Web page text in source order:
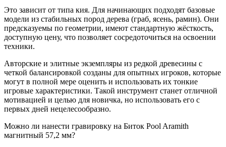
Это зависит от типа кия. Для начинающих подходят базовые
модели из стабильных пород дерева (граб, ясень, рамин). Они
предсказуемы по геометрии, имеют стандартную жёсткость,
доступную цену, что позволяет сосредоточиться на освоении
техники.
Авторские и элитные экземпляры из редкой древесины с
четкой балансировкой созданы для опытных игроков, которые
могут в полной мере оценить и использовать их тонкие
игровые характеристики. Такой инструмент станет отличной
мотивацией и целью для новичка, но использовать его с
первых дней нецелесообразно.
Можно ли нанести гравировку на Биток Pool Aramith
магнитный 57,2 мм?